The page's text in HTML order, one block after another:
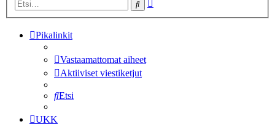
Etsi
Pikalinkit
Vastaamattomat aiheet
Aktiiviset viestiketjut
Etsi
UKK